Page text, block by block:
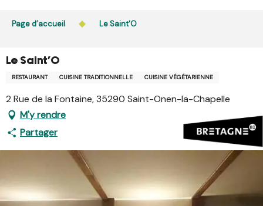
est interdit chaque jour de 21h à 5h en Ille-et-Vilaine et
Page d’accueil Le Saint'O
Le Saint'O
RESTAURANT CUISINE TRADITIONNELLE CUISINE VÉGÉTARIENNE
2 Rue de la Fontaine, 35290 Saint-Onen-la-Chapelle
M'y rendre
Partager